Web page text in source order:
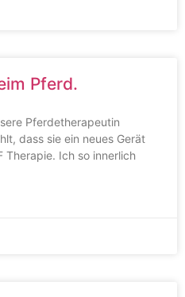
Pferd.
Pferdetherapeutin
dass sie ein neues Gerät
Therapie. Ich so innerlich